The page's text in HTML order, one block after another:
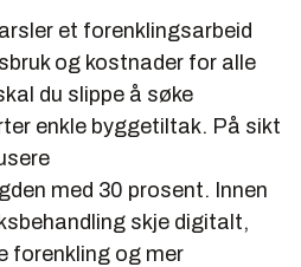
et forenklingsarbeid
og kostnader for alle
du slippe å søke
enkle byggetiltak. På sikt
med 30 prosent. Innen
skje digitalt,
forenkling og mer